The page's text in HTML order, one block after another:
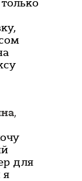
,
для
я